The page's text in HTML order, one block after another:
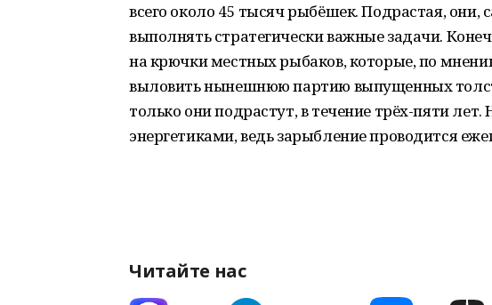
всего около 45 тысяч рыбёшек. Подрастая, они,
выполнять стратегически важные задачи.
на крючки местных рыбаков, которые, по
выловить нынешнюю партию выпущенных
только они подрастут, в течение трёх-пяти
энергетиками, ведь зарыбление проводится
Читайте нас